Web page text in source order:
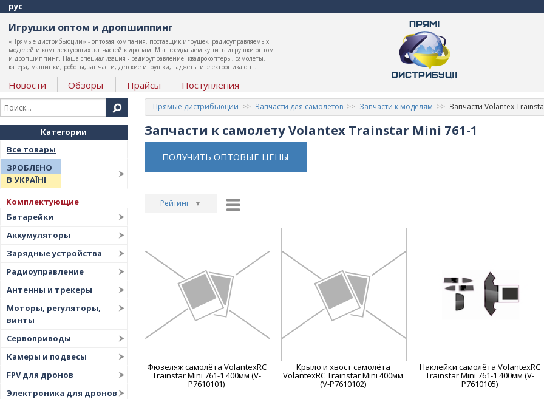
рус
Игрушки оптом и дропшиппинг
«Прямые дистрибьюции» - оптовая компания, поставщик игрушек, радиоуправляемых
моделей и комплектующих запчастей к дронам. Мы предлагаем купить игрушки оптом
и дропшиппинг. Наша специализация - радиоуправление: квадрокоптеры, самолеты,
катера, машинки, роботы, запчасти, детские игрушки, гаджеты и электроника опт.
Новости Обзоры Прайсы Поступления
Категории
Все товары
ЗРОБЛЕНО
В УКРАЇНІ
Комплектующие
Батарейки
Аккумуляторы
Зарядные устройства
Радиоуправление
Антенны и трекеры
Моторы, регуляторы,
винты
Сервоприводы
Камеры и подвесы
FPV для дронов
Электроника для дронов
Прямые дистрибьюции Запчасти для самолетов Запчасти к моделям Запчасти Volantex
Запчасти к самолету Volantex Trainstar Mini 761-1
ПОЛУЧИТЬ ОПТОВЫЕ ЦЕНЫ
Рейтинг ▼
Цена ▲
Цена
Фюзеляж самолёта VolantexRC
Trainstar Mini 761-1 400мм (V-
P7610101)
Крыло и хвост самолёта
VolantexRC Trainstar Mini 400мм
(V-P7610102)
Наклейки самолёта VolantexRC
Trainstar Mini 761-1 400мм (V-
P7610105)